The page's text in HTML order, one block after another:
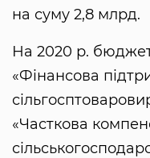
на суму 2,8 млрд.
На 2020 р.
«Фінансова
«Часткова